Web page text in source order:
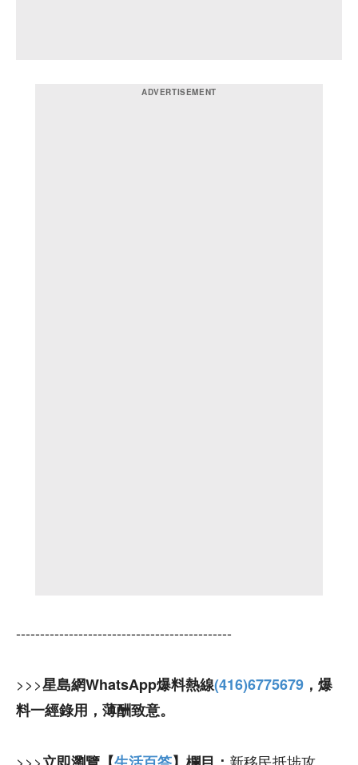
---------------------------------------------
>>>星島網WhatsApp爆料熱線(416)6775679 ，爆
料一經錄用，薄酬致意。